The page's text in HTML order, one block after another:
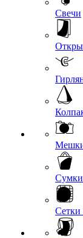
Свечи
Сумки